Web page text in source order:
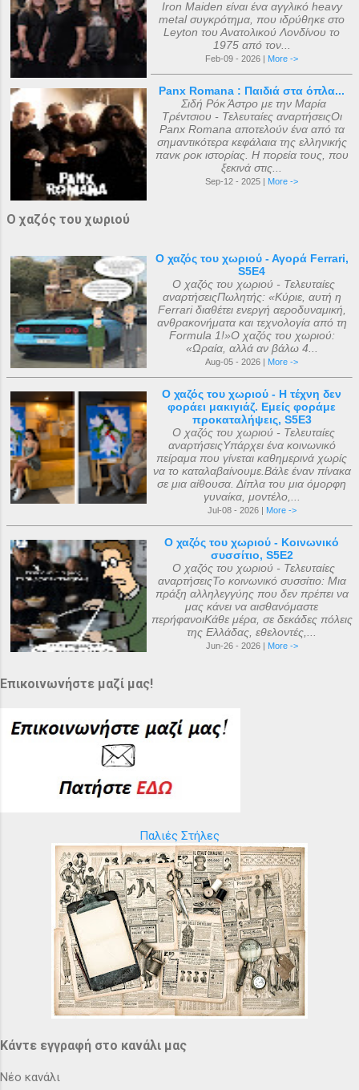
Iron Maiden είναι ένα αγγλικό heavy
metal συγκρότημα, που ιδρύθηκε στο
Leyton του Ανατολικού Λονδίνου το
1975 από τον...
Feb-09 - 2026 | More ->
Panx Romana : Παιδιά στα όπλα...
Σιδή Ρόκ Άστρο με την Μαρία
Τρέντσιου - Τελευταίες αναρτήσειςΟι
Panx Romana αποτελούν ένα από τα
σημαντικότερα κεφάλαια της ελληνικής
πανκ ροκ ιστορίας. Η πορεία τους, που
ξεκινά στις...
Sep-12 - 2025 | More ->
Ο χαζός του χωριού
Ο χαζός του χωριού - Αγορά Ferrari,
S5E4
Ο χαζός του χωριού - Τελευταίες
αναρτήσειςΠωλητής: «Κύριε, αυτή η
Ferrari διαθέτει ενεργή αεροδυναμική,
ανθρακονήματα και τεχνολογία από τη
Formula 1!»Ο χαζός του χωριού:
«Ωραία, αλλά αν βάλω 4...
Aug-05 - 2026 | More ->
Ο χαζός του χωριού - Η τέχνη δεν
φοράει μακιγιάζ. Εμείς φοράμε
προκαταλήψεις, S5E3
Ο χαζός του χωριού - Τελευταίες
αναρτήσειςΥπάρχει ένα κοινωνικό
πείραμα που γίνεται καθημερινά χωρίς
να το καταλαβαίνουμε.Βάλε έναν πίνακα
σε μια αίθουσα. Δίπλα του μια όμορφη
γυναίκα, μοντέλο,...
Jul-08 - 2026 | More ->
Ο χαζός του χωριού - Κοινωνικό
συσσίτιο, S5E2
Ο χαζός του χωριού - Τελευταίες
αναρτήσειςΤο κοινωνικό συσσίτιο: Μια
πράξη αλληλεγγύης που δεν πρέπει να
μας κάνει να αισθανόμαστε
περήφανοιΚάθε μέρα, σε δεκάδες πόλεις
της Ελλάδας, εθελοντές,...
Jun-26 - 2026 | More ->
Επικοινωνήστε μαζί μας!
Παλιές Στήλες
Κάντε εγγραφή στο κανάλι μας
Νέο κανάλι